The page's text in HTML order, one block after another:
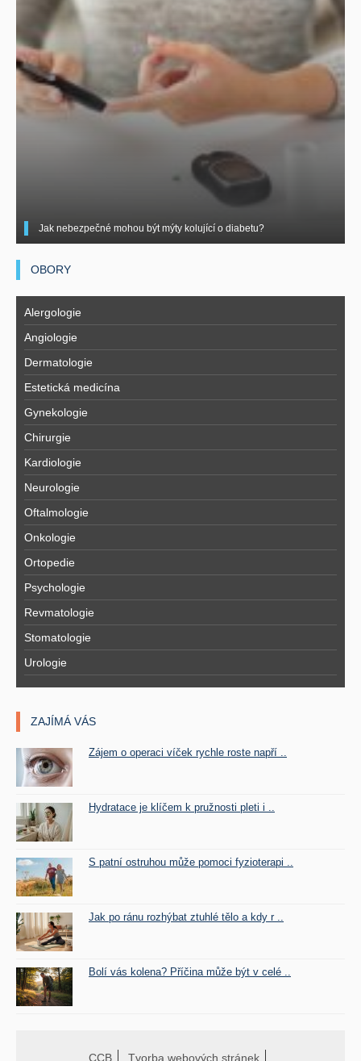
Jak nebezpečné mohou být mýty kolující o diabetu?
OBORY
Alergologie
Angiologie
Dermatologie
Estetická medicína
Gynekologie
Chirurgie
Kardiologie
Neurologie
Oftalmologie
Onkologie
Ortopedie
Psychologie
Revmatologie
Stomatologie
Urologie
ZAJÍMÁ VÁS
Zájem o operaci víček rychle roste napří ..
Hydratace je klíčem k pružnosti pleti i ..
S patní ostruhou může pomoci fyzioterapi ..
Jak po ránu rozhýbat ztuhlé tělo a kdy r ..
Bolí vás kolena? Příčina může být v celé ..
CCB Tvorba webových stránek